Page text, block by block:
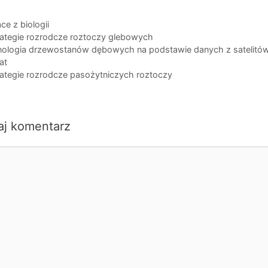
z biologii
rozrodcze roztoczy glebowych
drzewostanów dębowych na podstawie danych z
rozrodcze pasożytniczych roztoczy
komentarz